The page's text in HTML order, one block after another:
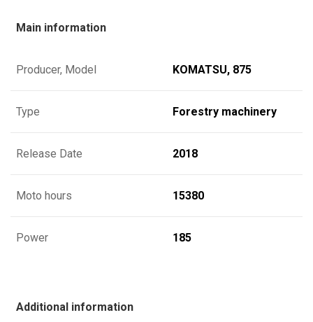
Main information
Producer, Model KOMATSU, 875
Type Forestry machinery
Release Date 2018
Moto hours 15380
Power 185
Additional information